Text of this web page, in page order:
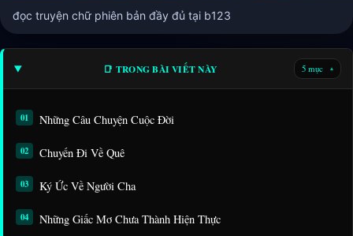
đọc truyện chữ phiên bản đầy đủ tại b123
📑 TRONG BÀI VIẾT NÀY 5 mục ▾
Những Câu Chuyện Cuộc Đời
Chuyến Đi Về Quê
Ký Ức Về Người Cha
Những Giấc Mơ Chưa Thành Hiện Thực